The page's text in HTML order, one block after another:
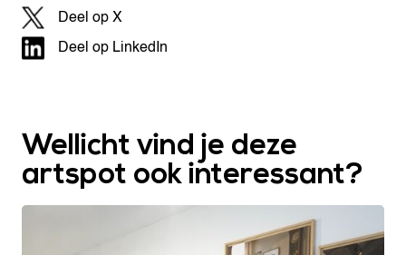
Deel op X
Deel op LinkedIn
Wellicht vind je deze
artspot ook interessant?